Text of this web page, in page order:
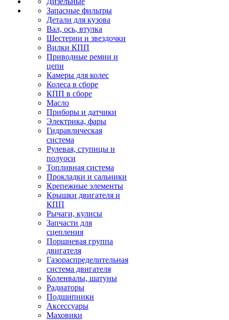
Запасные фильтры
Детали для кузова
Вал, ось, втулка
Шестерни и звездочки
Вилки КПП
Приводные ремни и
цепи
Камеры для колес
Колеса в сборе
КПП в сборе
Масло
Приборы и датчики
Электрика, фары
Гидравлическая
система
Рулевая, ступицы и
полуоси
Топливная система
Прокладки и сальники
Крепежные элементы
Крышки двигателя и
КПП
Рычаги, кулисы
Запчасти для
сцепления
Поршневая группа
двигателя
Газораспределительная
система двигателя
Коленвалы, шатуны
Радиаторы
Подшипники
Аксессуары
Маховики